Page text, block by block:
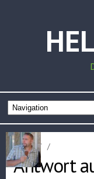
Home / /
Antwort